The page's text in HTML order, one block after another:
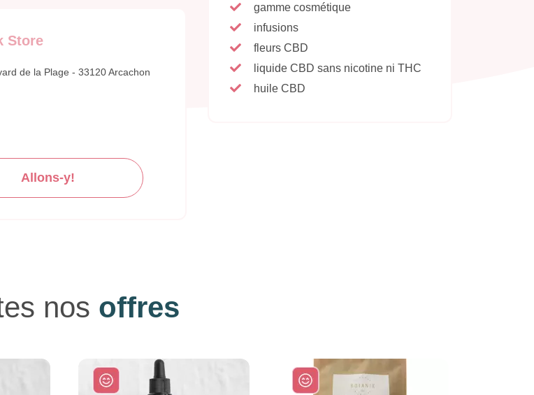
Store
de la Plage - 33120 Arcachon
Allons-y!
gamme cosmétique
infusions
fleurs CBD
liquide CBD sans nicotine ni THC
huile CBD
nos offres